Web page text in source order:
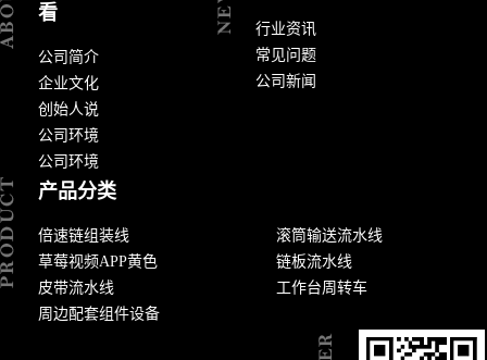
看
公司简介
企业文化
创始人说
公司环境
公司环境
行业资讯
常见问题
公司新闻
产品分类
倍速链组装线
滚筒输送流水线
草莓视频APP黄色
链板流水线
皮带流水线
工作台周转车
周边配套组件设备